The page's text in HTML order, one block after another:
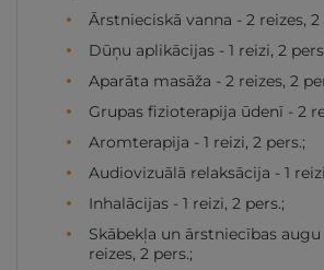
Ārstnieciskā vanna - 2 reizes, 2
Dūņu aplikācijas - 1 reizi, 2
Aparāta masāža - 2 reizes, 2
Grupas fizioterapija ūdenī - 2
Aromterapija - 1 reizi, 2 pers.;
Audiovizuālā relaksācija - 1
Inhalācijas - 1 reizi, 2 pers.;
Skābekļa un ārstniecības
reizes, 2 pers.;